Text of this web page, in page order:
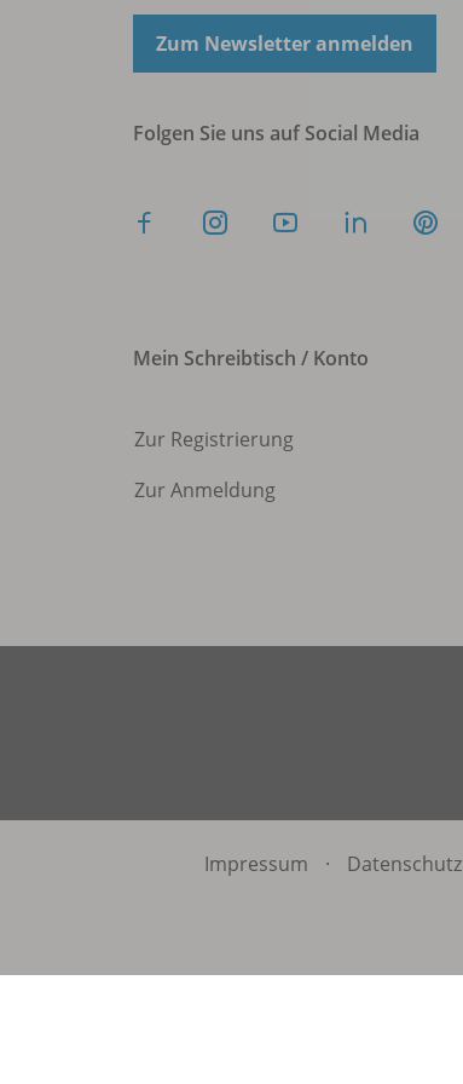
Zum Newsletter anmelden
Folgen Sie uns auf Social Media
Mein Schreibtisch / Konto
Zur Registrierung
Zur Anmeldung
Impressum · Datenschutz